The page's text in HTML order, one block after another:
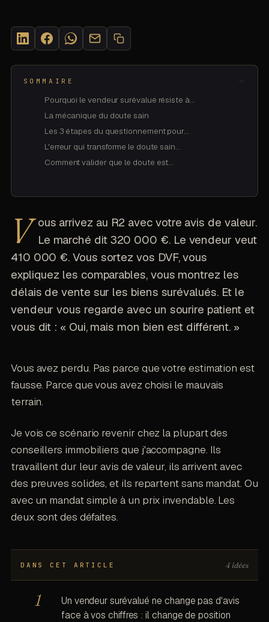
2026 · SASU MOMENTUM PULSE
SOMMAIRE
Pourquoi le vendeur surévalué résiste à…
La mécanique du doute sain
Les 3 étapes du questionnement pour…
L'erreur qui transforme le doute sain…
Comment valider que le doute est…
V ous arrivez au R2 avec votre avis de valeur.
Le marché dit 320 000 €. Le vendeur veut
410 000 €. Vous sortez vos DVF, vous
expliquez les comparables, vous montrez les
délais de vente sur les biens surévalués. Et le
vendeur vous regarde avec un sourire patient et
vous dit : « Oui, mais mon bien est différent. »
Vous avez perdu. Pas parce que votre estimation est
fausse. Parce que vous avez choisi le mauvais
terrain.
Je vois ce scénario revenir chez la plupart des
conseillers immobiliers que j'accompagne. Ils
travaillent dur leur avis de valeur, ils arrivent avec
des preuves solides, et ils repartent sans mandat. Ou
avec un mandat simple à un prix invendable. Les
deux sont des défaites.
DANS CET ARTICLE 4 idées
Un vendeur surévalué ne change pas d'avis
face à vos chiffres : il change de position